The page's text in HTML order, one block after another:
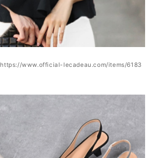
https://www.official-lecadeau.com/items/6183